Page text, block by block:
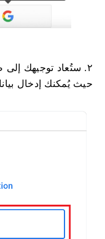
٢. ستُعاد توجيهك
حيث يُمكنك إدخال